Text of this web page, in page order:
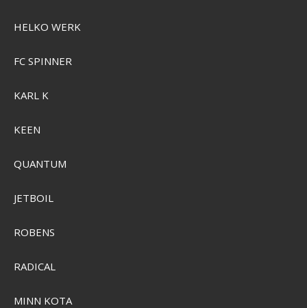
Grundéns Deviation Tall Boot
SEK 1.970,00
HELKO WERK
FC SPINNER
KARL K
KEEN
QUANTUM
JETBOIL
ROBENS
RADICAL
MINN KOTA